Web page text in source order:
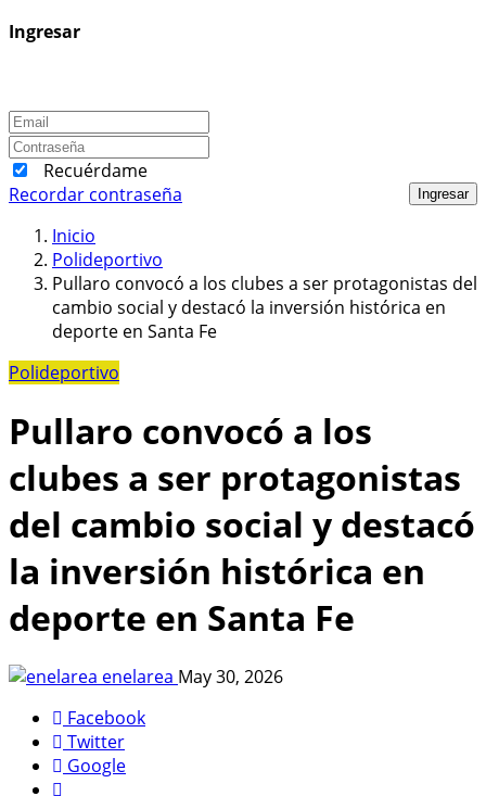
Ingresar
Recuérdame
Ingresar
Recordar contraseña
Inicio
Polideportivo
Pullaro convocó a los clubes a ser protagonistas del
cambio social y destacó la inversión histórica en
deporte en Santa Fe
Polideportivo
Pullaro convocó a los
clubes a ser protagonistas
del cambio social y destacó
la inversión histórica en
deporte en Santa Fe
enelarea May 30, 2026
Facebook
Twitter
Google